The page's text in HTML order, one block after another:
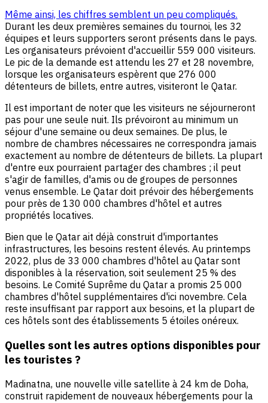
Même ainsi, les chiffres semblent un peu compliqués.
Durant les deux premières semaines du tournoi, les 32
équipes et leurs supporters seront présents dans le pays.
Les organisateurs prévoient d'accueillir 559 000 visiteurs.
Le pic de la demande est attendu les 27 et 28 novembre,
lorsque les organisateurs espèrent que 276 000
détenteurs de billets, entre autres, visiteront le Qatar.
Il est important de noter que les visiteurs ne séjourneront
pas pour une seule nuit. Ils prévoiront au minimum un
séjour d'une semaine ou deux semaines. De plus, le
nombre de chambres nécessaires ne correspondra jamais
exactement au nombre de détenteurs de billets. La plupart
d'entre eux pourraient partager des chambres ; il peut
s'agir de familles, d'amis ou de groupes de personnes
venus ensemble. Le Qatar doit prévoir des hébergements
pour près de 130 000 chambres d'hôtel et autres
propriétés locatives.
Bien que le Qatar ait déjà construit d'importantes
infrastructures, les besoins restent élevés. Au printemps
2022, plus de 33 000 chambres d'hôtel au Qatar sont
disponibles à la réservation, soit seulement 25 % des
besoins. Le Comité Suprême du Qatar a promis 25 000
chambres d'hôtel supplémentaires d'ici novembre. Cela
reste insuffisant par rapport aux besoins, et la plupart de
ces hôtels sont des établissements 5 étoiles onéreux.
Quelles sont les autres options disponibles pour
les touristes ?
Madinatna, une nouvelle ville satellite à 24 km de Doha,
construit rapidement de nouveaux hébergements pour la